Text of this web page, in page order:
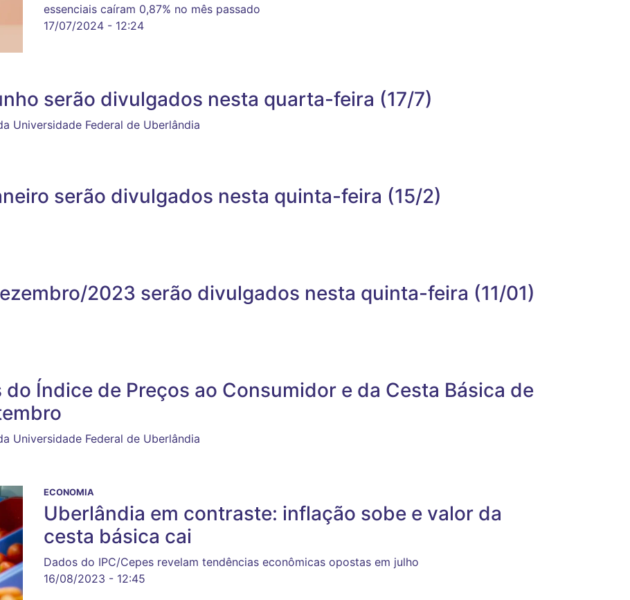
essenciais caíram 0,87% no mês passado
17/07/2024 - 12:24
serão divulgados nesta quarta-feira (17/7)
Universidade Federal de Uberlândia
serão divulgados nesta quinta-feira (15/2)
2023 serão divulgados nesta quinta-feira (11/01)
Índice de Preços ao Consumidor e da Cesta Básica de
Universidade Federal de Uberlândia
ECONOMIA
Uberlândia em contraste: inflação sobe e valor da
cesta básica cai
Dados do IPC/Cepes revelam tendências econômicas opostas em julho
16/08/2023 - 12:45